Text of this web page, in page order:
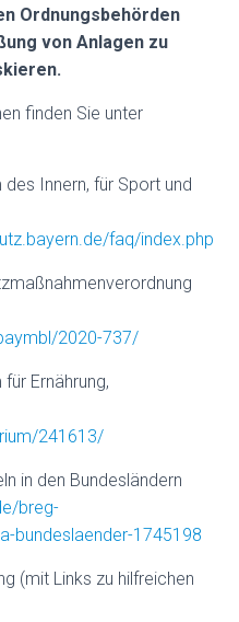
Ordnungsbehörden
von Anlagen zu
finden Sie unter
Innern, für Sport und
faq/index.php
2020-737/
Ernährung,
241613/
in den Bundesländern
breg-
bundeslaender-1745198
(mit Links zu hilfreichen